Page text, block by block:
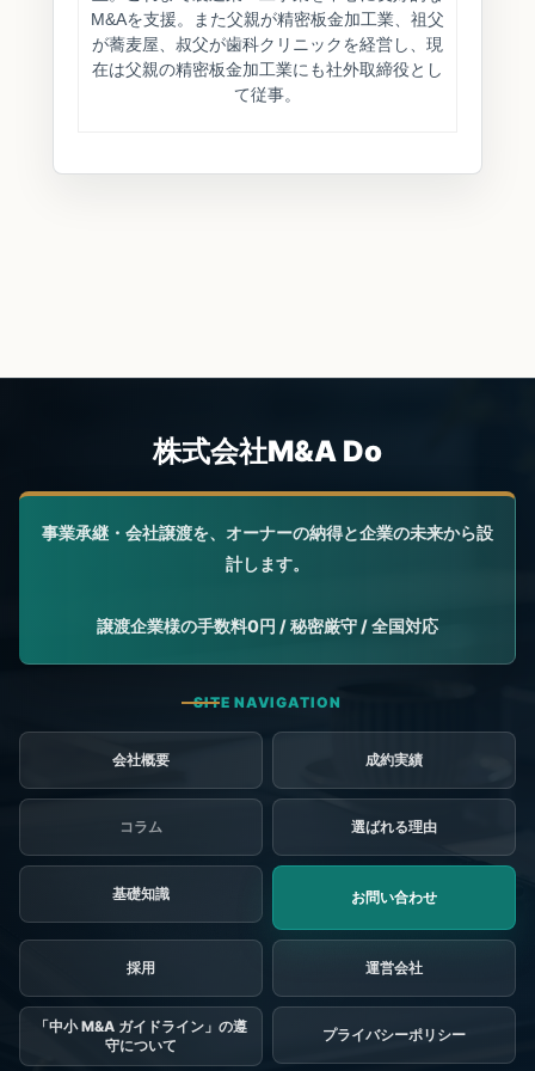
M&Aを支援。また父親が精密板金加工業、祖父
が蕎麦屋、叔父が歯科クリニックを経営し、現
在は父親の精密板金加工業にも社外取締役とし
て従事。
会社概要 成約実績
コラム 選ばれる理由
基礎知識 お問い合わせ
採用
「中小 M&A ガイドライン」の遵
守について
プライバシーポリシー